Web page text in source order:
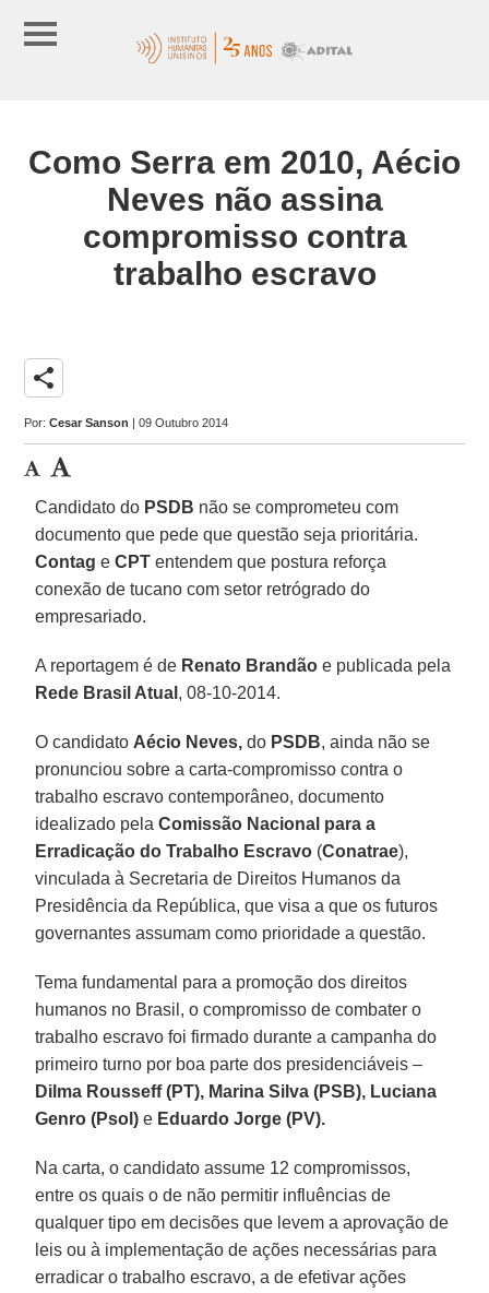
Como Serra em 2010, Aécio
Neves não assina
compromisso contra
trabalho escravo
share
Por:Cesar Sanson | 09 Outubro 2014
Candidato do PSDB não se comprometeu com
documento que pede que questão seja prioritária.
Contag eCPT entendem que postura reforça
conexão de tucano com setor retrógrado do
empresariado.
A reportagem é de Renato Brandão e publicada pela
Rede Brasil Atual , 08-10-2014.
O candidato Aécio Neves, do PSDB, ainda não se
pronunciou sobre a carta-compromisso contra o
trabalho escravo contemporâneo, documento
idealizado pelaComissão Nacional para a
Erradicação do Trabalho Escravo (Conatrae),
vinculada à Secretaria de Direitos Humanos da
Presidência da República, que visa a que os futuros
governantes assumam como prioridade a questão.
Tema fundamental para a promoção dos direitos
humanos no Brasil, o compromisso de combater o
trabalho escravo foi firmado durante a campanha do
primeiro turno por boa parte dos presidenciáveis –
Dilma Rousseff (PT), Marina Silva (PSB), Luciana
Genro (Psol) e Eduardo Jorge (PV).
Na carta, o candidato assume 12 compromissos,
entre os quais o de não permitir influências de
qualquer tipo em decisões que levem a aprovação de
leis ou à implementação de ações necessárias para
erradicar o trabalho escravo, a de efetivar ações